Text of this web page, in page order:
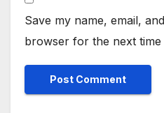
Save my name, email,
browser for the next time